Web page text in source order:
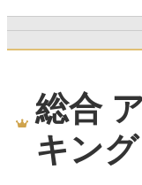
総合
キング